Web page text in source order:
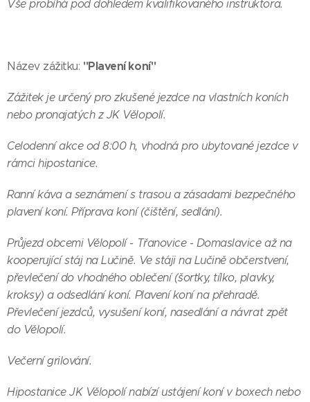
Vše probíhá pod dohledem kvalifikovaného instruktora.
Název zážitku: "Plavení koní"
Zážitek je určený pro zkušené jezdce na vlastních koních
nebo pronajatých z JK Vělopolí.
Celodenní akce od 8:00 h, vhodná pro ubytované jezdce v
rámci hipostanice.
Ranní káva a seznámení s trasou a zásadami bezpečného
plavení koní. Příprava koní (čištění, sedlání).
Průjezd obcemi Vělopolí - Třanovice - Domaslavice až na
kooperující stáj na Lučině. Ve stáji na Lučině občerstvení,
převlečení do vhodného oblečení (šortky, tílko, plavky,
kroksy) a odsedlání koní. Plavení koní na přehradě.
Převlečení jezdců, vysušení koní, nasedlání a návrat zpět
do Vělopolí.
Večerní grilování.
Hipostanice JK Vělopolí nabízí ustájení koní v boxech nebo